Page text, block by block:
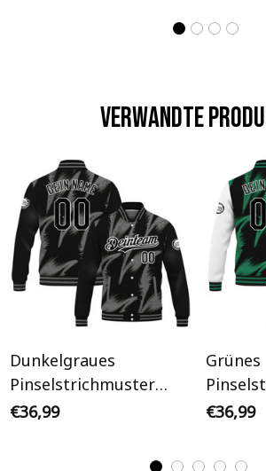
Verwandte
Dunkelgraues
Pinselstrichmuster
Schwarz Ärmel
€36,99
Grünes
Initiale
€36,99